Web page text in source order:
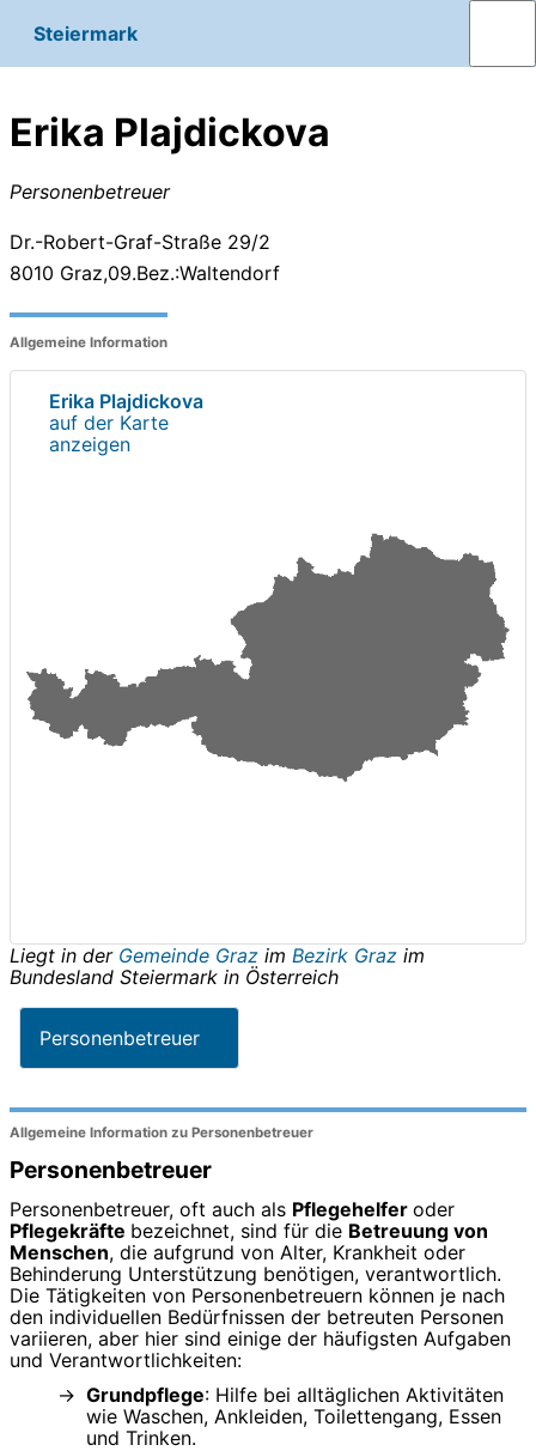
Steiermark
Erika Plajdickova
Personenbetreuer
Dr.-Robert-Graf-Straße 29/2
8010 Graz,09.Bez.:Waltendorf
Allgemeine Information
Erika Plajdickova
auf der Karte
anzeigen
Liegt in der Gemeinde Graz im Bezirk Graz im
Bundesland Steiermark in Österreich
Personenbetreuer
Allgemeine Information zu Personenbetreuer
Personenbetreuer
Personenbetreuer, oft auch als Pflegehelfer oder
Pflegekräfte bezeichnet, sind für die Betreuung von
Menschen, die aufgrund von Alter, Krankheit oder
Behinderung Unterstützung benötigen, verantwortlich.
Die Tätigkeiten von Personenbetreuern können je nach
den individuellen Bedürfnissen der betreuten Personen
variieren, aber hier sind einige der häufigsten Aufgaben
und Verantwortlichkeiten:
Grundpflege: Hilfe bei alltäglichen Aktivitäten
wie Waschen, Ankleiden, Toilettengang, Essen
und Trinken.